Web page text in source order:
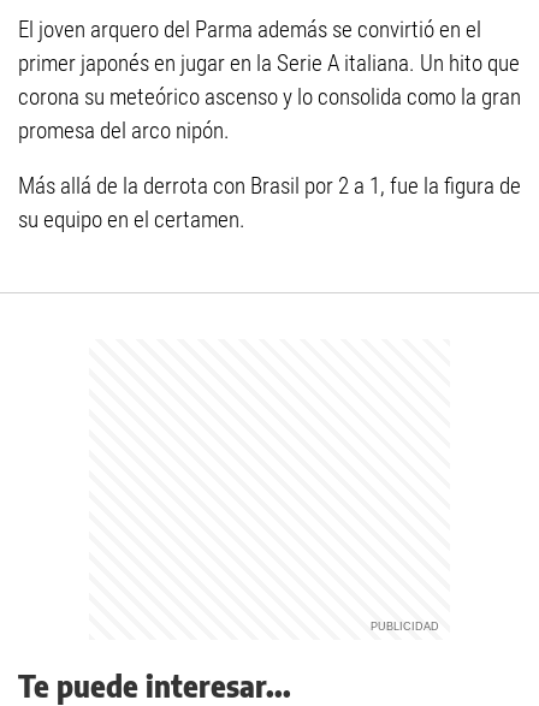
El joven arquero del Parma además se convirtió en el
primer japonés en jugar en la Serie A italiana. Un hito que
corona su meteórico ascenso y lo consolida como la gran
promesa del arco nipón.
Más allá de la derrota con Brasil por 2 a 1, fue la figura de
su equipo en el certamen.
Te puede interesar...